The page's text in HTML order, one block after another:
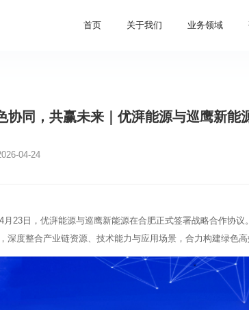
首页 关于我们 业务领域
协同，共赢未来｜优湃能源与巡鹰新能
04-24
月23日，优湃能源与巡鹰新能源在合肥正式签署战略合作协
深度整合产业链资源、技术能力与应用场景，合力构建绿色